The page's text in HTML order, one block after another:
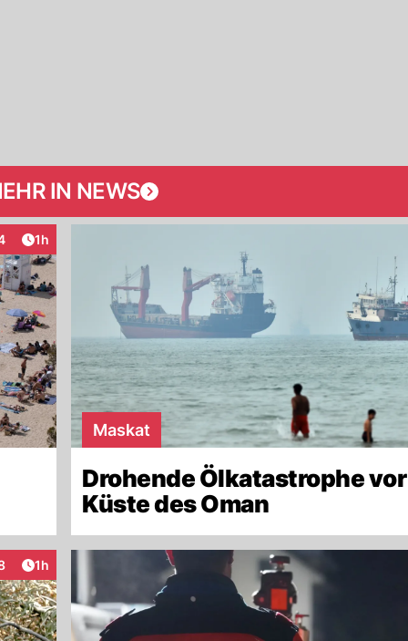
IN NEWS
Artikel veröffentlicht:
1h
Maskat
Drohende Ölkatastrophe
Küste des Oman
Artikel veröffentlicht:
1h